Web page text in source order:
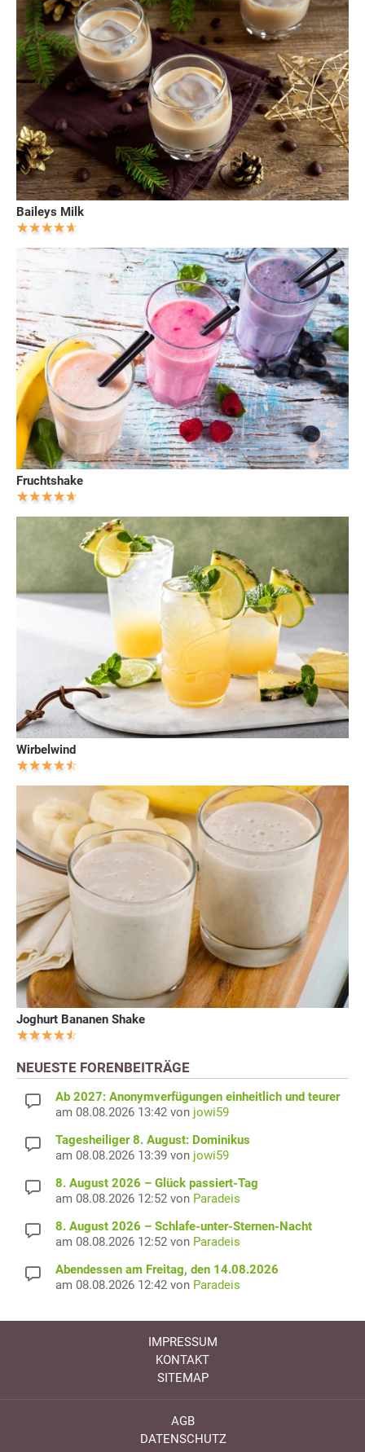
Baileys Milk
Fruchtshake
Wirbelwind
Joghurt Bananen Shake
NEUESTE FORENBEITRÄGE
Ab 2027: Anonymverfügungen einheitlich und teurer
am 08.08.2026 13:42 von jowi59
Tagesheiliger 8. August: Dominikus
am 08.08.2026 13:39 von jowi59
8. August 2026 – Glück passiert-Tag
am 08.08.2026 12:52 von Paradeis
8. August 2026 – Schlafe-unter-Sternen-Nacht
am 08.08.2026 12:52 von Paradeis
Abendessen am Freitag, den 14.08.2026
am 08.08.2026 12:42 von Paradeis
IMPRESSUM
KONTAKT
SITEMAP
AGB
DATENSCHUTZ